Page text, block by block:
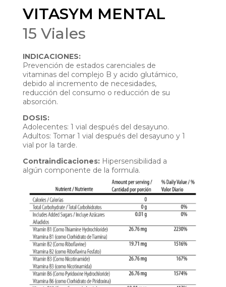
VITASYM MENTAL
15 Viales
INDICACIONES:
Prevención de estados carenciales de
vitaminas del complejo B y acido glutámico,
debido al incremento de necesidades,
reducción del consumo o reducción de su
absorción.
DOSIS:
Adolecentes: 1 vial después del desayuno.
Adultos: Tomar 1 vial después del desayuno y 1
vial por la tarde.
Contraindicaciones:Hipersensibilidad a
algún componente de la formula.